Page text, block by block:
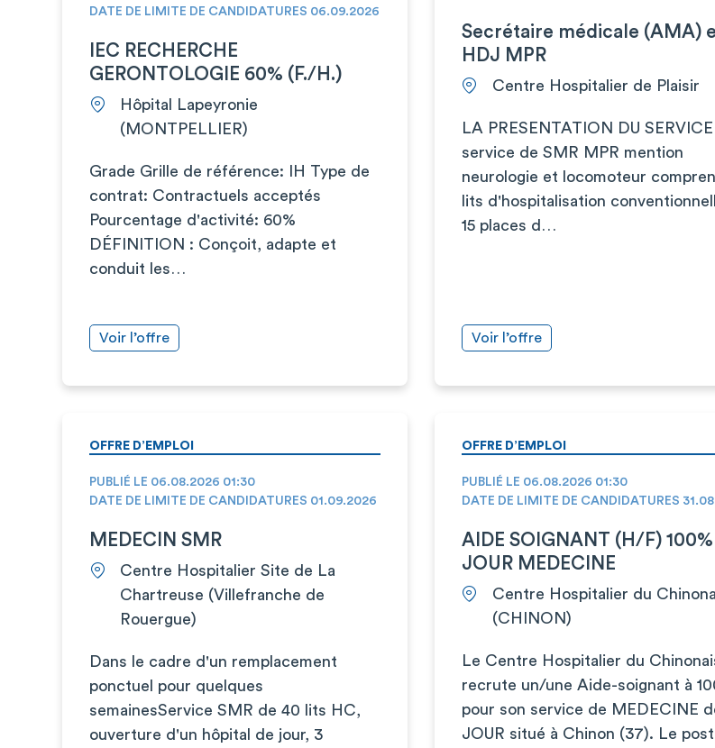
DATE DE LIMITE DE CANDIDATURES 06.09.2026
IEC RECHERCHE
GERONTOLOGIE 60% (F./H.)
Hôpital Lapeyronie
(MONTPELLIER)
Grade Grille de référence: IH Type de
contrat: Contractuels acceptés
Pourcentage d'activité: 60%
DÉFINITION : Conçoit, adapte et
conduit les…
Voir l’offre
Secrétaire médicale (AMA)
HDJ MPR
Centre Hospitalier de Plaisir
LA PRESENTATION DU
service de SMR MPR mention
neurologie et locomoteur
lits d'hospitalisation
15 places d…
Voir l’offre
OFFRE D’EMPLOI
PUBLIÉ LE 06.08.2026 01:30
DATE DE LIMITE DE CANDIDATURES 01.09.2026
MEDECIN SMR
Centre Hospitalier Site de La
Chartreuse (Villefranche de
Rouergue)
Dans le cadre d'un remplacement
ponctuel pour quelques
semainesService SMR de 40 lits HC,
ouverture d'un hôpital de jour, 3
OFFRE D’EMPLOI
PUBLIÉ LE 06.08.2026 01:30
DATE DE LIMITE DE CANDIDATURES
AIDE SOIGNANT (H/F) 100%
JOUR MEDECINE
Centre Hospitalier du
(CHINON)
Le Centre Hospitalier du
recrute un/une Aide-soignant à
pour son service de MEDECINE
JOUR situé à Chinon (37). Le